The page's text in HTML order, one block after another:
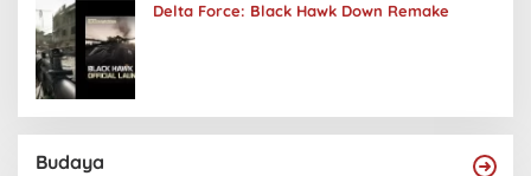
Delta Force: Black Hawk Down Remake
Budaya